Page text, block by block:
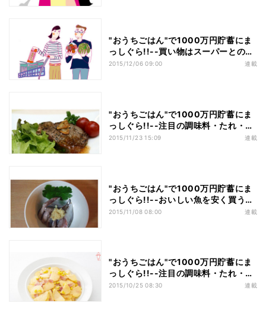
"おうちごはん"で1000万円貯蓄にま
っしぐら!!--買い物はスーパーとの戦
い!
2015/12/06 09:00 連載
"おうちごはん"で1000万円貯蓄にま
っしぐら!!--注目の調味料・たれ・ソ
ース(2)
2015/11/23 15:09 連載
"おうちごはん"で1000万円貯蓄にま
っしぐら!!--おいしい魚を安く買う方
法
2015/11/08 08:00 連載
"おうちごはん"で1000万円貯蓄にま
っしぐら!!--注目の調味料・たれ・ソ
ース(1)
2015/10/25 08:30 連載